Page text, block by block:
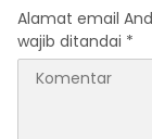
Alamat email
wajib ditandai *